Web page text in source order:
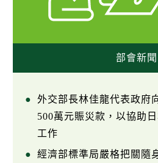
部會新聞
外交部長林佳龍代表政府
500萬元賑災款，以協助
工作
經濟部標準局嚴格把關隨